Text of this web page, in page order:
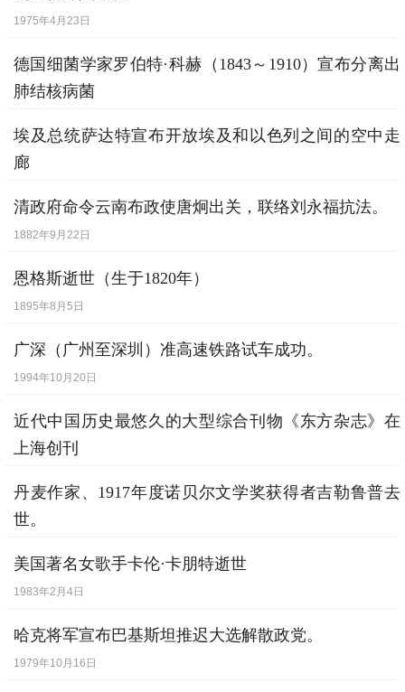
1975年4月23日
德国细菌学家罗伯特·科赫（1843～1910）宣布分离出
肺结核病菌
埃及总统萨达特宣布开放埃及和以色列之间的空中走
廊
清政府命令云南布政使唐炯出关，联络刘永福抗法。
1882年9月22日
恩格斯逝世（生于1820年）
1895年8月5日
广深（广州至深圳）准高速铁路试车成功。
1994年10月20日
近代中国历史最悠久的大型综合刊物《东方杂志》在
上海创刊
丹麦作家、1917年度诺贝尔文学奖获得者吉勒鲁普去
世。
美国著名女歌手卡伦·卡朋特逝世
1983年2月4日
哈克将军宣布巴基斯坦推迟大选解散政党。
1979年10月16日